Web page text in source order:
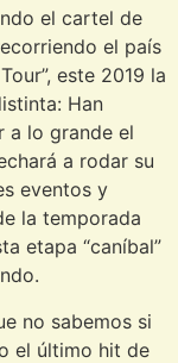
el cartel de
el país
este 2019 la
Han
a lo grande el
a rodar su
eventos y
la temporada
etapa “caníbal”
no sabemos si
el último hit de